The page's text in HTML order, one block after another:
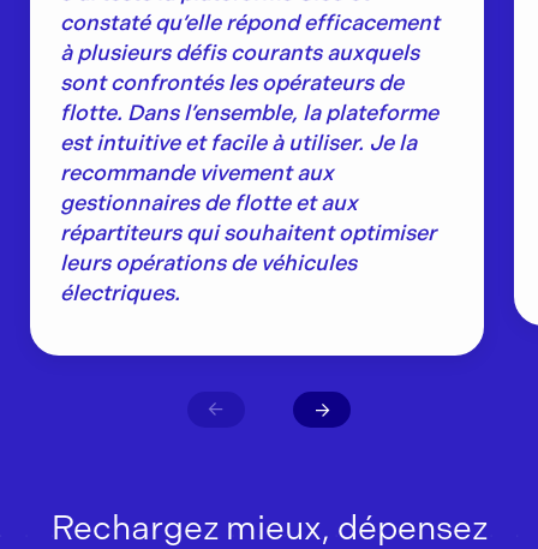
constaté qu’elle répond efficacement
à plusieurs défis courants auxquels
sont confrontés les opérateurs de
flotte. Dans l’ensemble, la plateforme
est intuitive et facile à utiliser. Je la
recommande vivement aux
gestionnaires de flotte et aux
répartiteurs qui souhaitent optimiser
leurs opérations de véhicules
électriques.
Rechargez mieux, dépensez